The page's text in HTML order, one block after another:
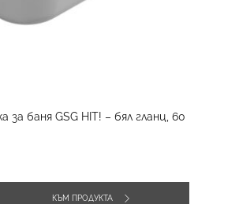
за баня GSG HIT! – бял гланц, 60
КЪМ ПРОДУКТА